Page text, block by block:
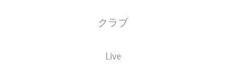
クラブ
Live